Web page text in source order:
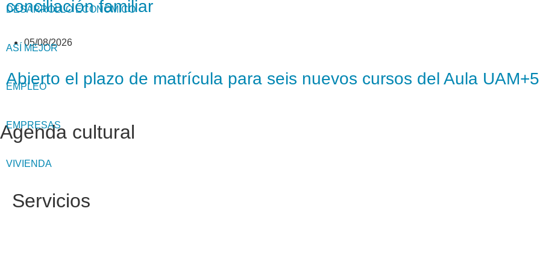
DESARROLLO ECONÓMICO
ASÍ MEJOR
EMPLEO
EMPRESAS
VIVIENDA
conciliación familiar
05/08/2026
Abierto el plazo de matrícula para seis nuevos cursos del Aula
Agenda cultural
Servicios